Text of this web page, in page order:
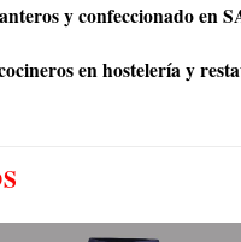
y confeccionado en
en hostelería y